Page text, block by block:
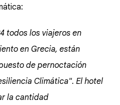
todos los viajeros en
en Grecia, están
de pernoctación
Climática". El hotel
la cantidad